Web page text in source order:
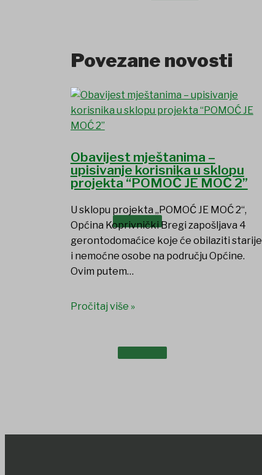
Povezane novosti
Obavijest mještanima –
upisivanje korisnika u sklopu
projekta “POMOĆ JE MOĆ 2”
U sklopu projekta „POMOĆ JE MOĆ 2“,
Općina Koprivnički Bregi zapošljava 4
gerontodomaćice koje će obilaziti starije
i nemoćne osobe na području Općine.
Ovim putem…
Pročitaj više »